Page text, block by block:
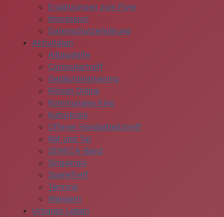
Ergänzungen zum Flyer
Impressum
Datenschutzerklärung
Aktivitäten
Alltagshilfe
Computertreff
Gedächtnistraining
Klönen Online
Kommunales Kino
Kulturkreis
Offener Handarbeitstreff
Rat und Tat
SENECA-Band
Singekreis
SpieleTreff
Termine
Wandern
Urbanes Leben